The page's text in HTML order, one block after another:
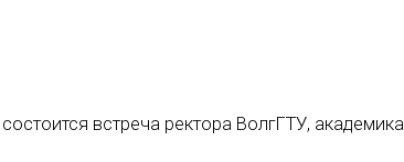
встреча ректора ВолгГТУ,